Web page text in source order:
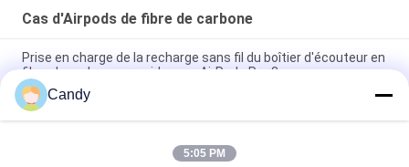
Cas d'Airpods de fibre de carbone
Prise en charge de la recharge sans fil du boîtier d'écouteur en
fibre de carbone aramide pour AirPods Pro 3
Étui pour écouteurs en fibre de carbone aramide de couleur
noire pour AirPods Pro 3
Étui pour écouteurs en fibre de carbone aromide antichoc
Candy
5:05 PM